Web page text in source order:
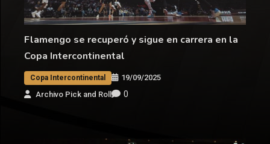
Flamengo se recuperó y sigue en carrera en la
Copa Intercontinental
Copa Intercontinental
19/09/2025
Archivo Pick and Roll
0